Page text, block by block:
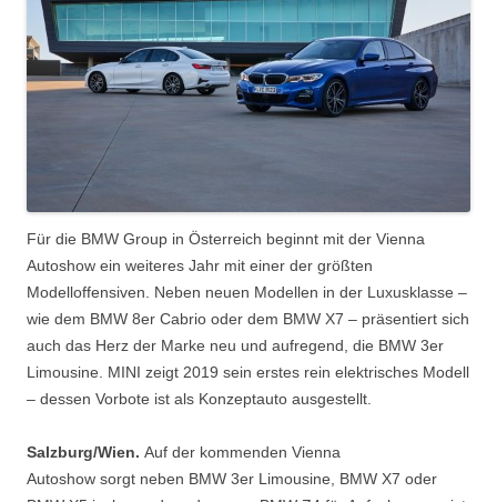
Für die BMW Group in Österreich beginnt mit der Vienna
Autoshow ein weiteres Jahr mit einer der größten
Modelloffensiven. Neben neuen Modellen in der Luxusklasse –
wie dem BMW 8er Cabrio oder dem BMW X7 – präsentiert sich
auch das Herz der Marke neu und aufregend, die BMW 3er
Limousine. MINI zeigt 2019 sein erstes rein elektrisches Modell
– dessen Vorbote ist als Konzeptauto ausgestellt.
Salzburg/Wien. Auf der kommenden Vienna
Autoshow sorgt neben BMW 3er Limousine, BMW X7 oder